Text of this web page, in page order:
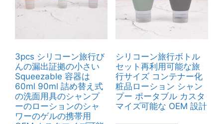
3pcs シリコーン旅行び
んの漏出証拠の小さい
Squeezable 容器は
60ml 90ml 詰め替え式
の洗面用具のシャンプ
ーのローションのシャ
ワーのゲルの携帯用
シリコーン旅行ボトル
セット再利用可能な旅
行サイズ コンテナー化
粧品ローション シャン
プー ポータブル カスタ
マイズ可能な OEM 設計